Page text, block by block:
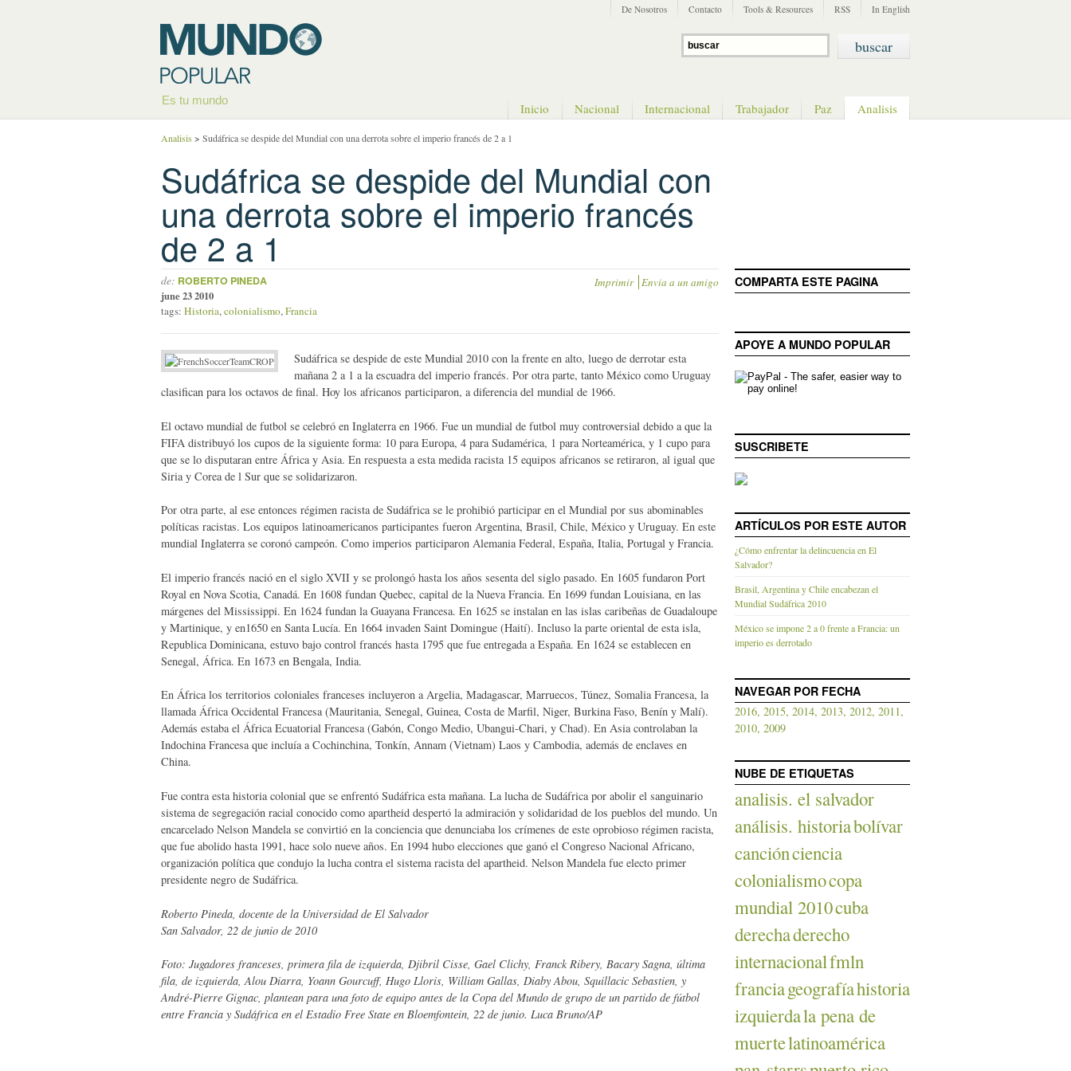
Es tu mundo
De Nosotros Contacto Tools & Resources RSS In English
Inicio Nacional Internacional Trabajador Paz Analisis
Analisis > Sudáfrica se despide del Mundial con una derrota sobre el imperio francés de 2 a 1
Sudáfrica se despide del Mundial con
una derrota sobre el imperio francés
de 2 a 1
Imprimir Envia a un amigo
de: ROBERTO PINEDA
june 23 2010
tags: Historia,colonialismo,Francia
Sudáfrica se despide de este Mundial 2010 con la frente en alto, luego de derrotar esta
mañana 2 a 1 a la escuadra del imperio francés. Por otra parte, tanto México como Uruguay
clasifican para los octavos de final. Hoy los africanos participaron, a diferencia del mundial de 1966.
El octavo mundial de futbol se celebró en Inglaterra en 1966. Fue un mundial de futbol muy controversial debido a que la
FIFA distribuyó los cupos de la siguiente forma: 10 para Europa, 4 para Sudamérica, 1 para Norteamérica, y 1 cupo para
que se lo disputaran entre África y Asia. En respuesta a esta medida racista 15 equipos africanos se retiraron, al igual que
Siria y Corea de l Sur que se solidarizaron.
Por otra parte, al ese entonces régimen racista de Sudáfrica se le prohibió participar en el Mundial por sus abominables
políticas racistas. Los equipos latinoamericanos participantes fueron Argentina, Brasil, Chile, México y Uruguay. En este
mundial Inglaterra se coronó campeón. Como imperios participaron Alemania Federal, España, Italia, Portugal y Francia.
El imperio francés nació en el siglo XVII y se prolongó hasta los años sesenta del siglo pasado. En 1605 fundaron Port
Royal en Nova Scotia, Canadá. En 1608 fundan Quebec, capital de la Nueva Francia. En 1699 fundan Louisiana, en las
márgenes del Mississippi. En 1624 fundan la Guayana Francesa. En 1625 se instalan en las islas caribeñas de Guadaloupe
y Martinique, y en1650 en Santa Lucía. En 1664 invaden Saint Domingue (Haití). Incluso la parte oriental de esta isla,
Republica Dominicana, estuvo bajo control francés hasta 1795 que fue entregada a España. En 1624 se establecen en
Senegal, África. En 1673 en Bengala, India.
En África los territorios coloniales franceses incluyeron a Argelia, Madagascar, Marruecos, Túnez, Somalia Francesa, la
llamada África Occidental Francesa (Mauritania, Senegal, Guinea, Costa de Marfil, Niger, Burkina Faso, Benín y Malí).
Además estaba el África Ecuatorial Francesa (Gabón, Congo Medio, Ubangui-Chari, y Chad). En Asia controlaban la
Indochina Francesa que incluía a Cochinchina, Tonkín, Annam (Vietnam) Laos y Cambodia, además de enclaves en
China.
Fue contra esta historia colonial que se enfrentó Sudáfrica esta mañana. La lucha de Sudáfrica por abolir el sanguinario
sistema de segregación racial conocido como apartheid despertó la admiración y solidaridad de los pueblos del mundo. Un
encarcelado Nelson Mandela se convirtió en la conciencia que denunciaba los crímenes de este oprobioso régimen racista,
que fue abolido hasta 1991, hace solo nueve años. En 1994 hubo elecciones que ganó el Congreso Nacional Africano,
organización política que condujo la lucha contra el sistema racista del apartheid. Nelson Mandela fue electo primer
presidente negro de Sudáfrica.
Roberto Pineda, docente de la Universidad de El Salvador
San Salvador, 22 de junio de 2010
Foto: Jugadores franceses, primera fila de izquierda, Djibril Cisse, Gael Clichy, Franck Ribery, Bacary Sagna, última
fila, de izquierda, Alou Diarra, Yoann Gourcuff, Hugo Lloris, William Gallas, Diaby Abou, Squillacic Sebastien, y
André-Pierre Gignac, plantean para una foto de equipo antes de la Copa del Mundo de grupo de un partido de fútbol
entre Francia y Sudáfrica en el Estadio Free State en Bloemfontein, 22 de junio. Luca Bruno/AP
COMPARTA ESTE PAGINA
APOYE A MUNDO POPULAR
SUSCRIBETE
ARTÍCULOS POR ESTE AUTOR
¿Cómo enfrentar la delincuencia en El
Salvador?
Brasil, Argentina y Chile encabezan el
Mundial Sudáfrica 2010
México se impone 2 a 0 frente a Francia: un
imperio es derrotado
NAVEGAR POR FECHA
2016, 2015, 2014, 2013, 2012, 2011,
2010, 2009
NUBE DE ETIQUETAS
analisis. el salvador
análisis. historiabolívar
canciónciencia
colonialismocopa
mundial 2010cuba
derechaderecho
internacionalfmln
franciageografíahistoria
izquierdala pena de
muertelatinoamérica